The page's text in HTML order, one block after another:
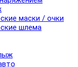
маски / очки
шлема